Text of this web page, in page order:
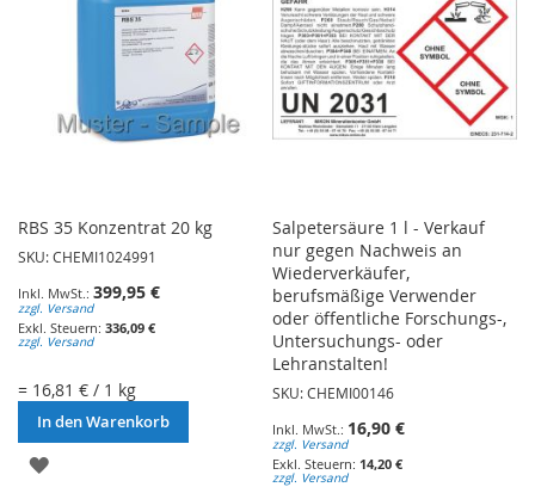
RBS 35 Konzentrat 20 kg
SKU: CHEMI1024991
399,95 €
zzgl. Versand
336,09 €
zzgl. Versand
= 16,81 € / 1 kg
In den Warenkorb
ZUR
Salpetersäure 1 l - Verkauf
nur gegen Nachweis an
Wiederverkäufer,
berufsmäßige Verwender
oder öffentliche Forschungs-,
Untersuchungs- oder
Lehranstalten!
SKU: CHEMI00146
16,90 €
zzgl. Versand
14,20 €
zzgl. Versand